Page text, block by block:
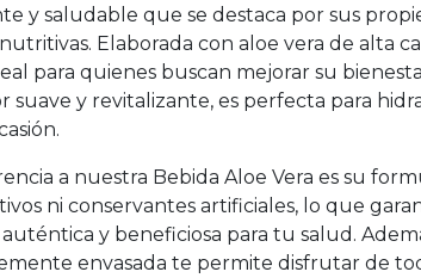
y saludable que se destaca por sus
Elaborada con aloe vera de alta
para quienes buscan mejorar su
suave y revitalizante, es perfecta para
a nuestra Bebida Aloe Vera es su
ni conservantes artificiales, lo que
y beneficiosa para tu salud.
envasada te permite disfrutar de